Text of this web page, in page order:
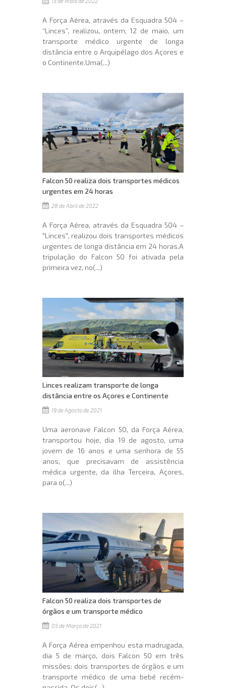
A Força Aérea, através da Esquadra 504 –
“Linces”, realizou, ontem, 12 de maio, um
transporte médico urgente de longa
distância entre o Arquipélago dos Açores e
o Continente.Uma(...)
Falcon 50 realiza dois transportes médicos
urgentes em 24 horas
28 de Abril de 2022
A Força Aérea, através da Esquadra 504 –
"Linces", realizou dois transportes médicos
urgentes de longa distância em 24 horas.A
tripulação do Falcon 50 foi ativada pela
primeira vez, no(...)
Linces realizam transporte de longa
distância entre os Açores e Continente
19 de Agosto de 2021
Uma aeronave Falcon 50, da Força Aérea,
transportou hoje, dia 19 de agosto, uma
jovem de 16 anos e uma senhora de 55
anos, que precisavam de assistência
médica urgente, da ilha Terceira, Açores,
para o(...)
Falcon 50 realiza dois transportes de
órgãos e um transporte médico
05 de Março de 2021
A Força Aérea empenhou esta madrugada,
dia 5 de março, dois Falcon 50 em três
missões: dois transportes de órgãos e um
transporte médico de uma bebé recém-